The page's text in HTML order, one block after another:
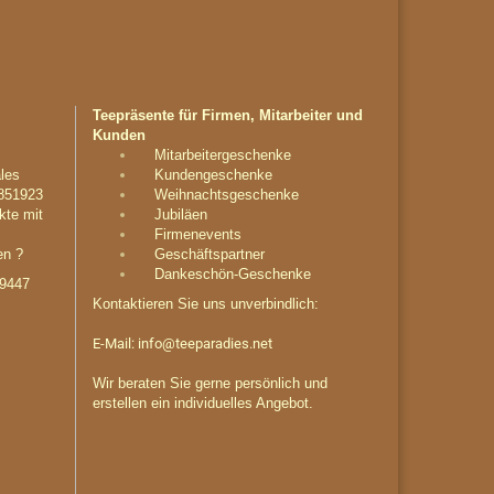
mit
?
Teepräsente für Firmen, Mitarbeiter und
Kunden
Mitarbeitergeschenke
Kundengeschenke
Weihnachtsgeschenke
Jubiläen
Firmenevents
Geschäftspartner
Dankeschön-Geschenke
Kontaktieren Sie uns unverbindlich:
E-Mail: info@teeparadies.net
Wir beraten Sie gerne persönlich und
erstellen ein individuelles Angebot.